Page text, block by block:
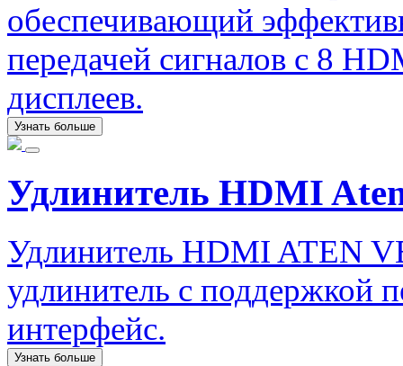
обеспечивающий
передачей сигналов с 8
дисплеев.
Узнать больше
Удлинитель HDMI
Удлинитель HDMI ATEN
удлинитель с поддержкой
интерфейс.
Узнать больше